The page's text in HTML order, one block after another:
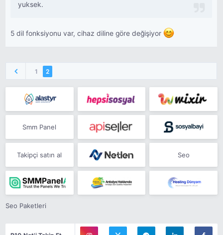
yuksek.
5 dil fonksiyonu var, cihaz diline göre değişiyor
1 2
Smm Panel
Takipçi satın al Seo
Seo Paketleri